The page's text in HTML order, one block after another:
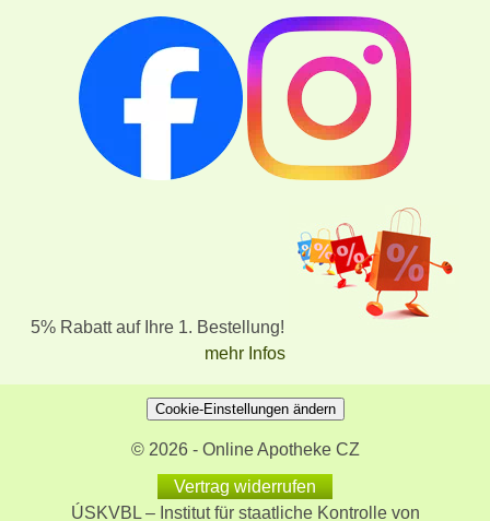
5% Rabatt auf Ihre 1. Bestellung!
mehr Infos
Cookie-Einstellungen ändern
© 2026 - Online Apotheke CZ
Vertrag widerrufen
ÚSKVBL – Institut für staatliche Kontrolle von